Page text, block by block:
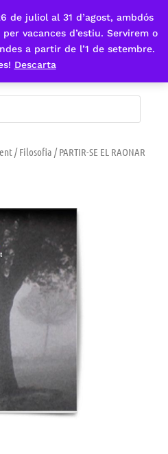
de juliol al 31 d’agost, ambdós
vacances d’estiu. Servirem o
a partir de l’1 de setembre.
Descarta
/Filosofia / PARTIR-SE EL RAONAR